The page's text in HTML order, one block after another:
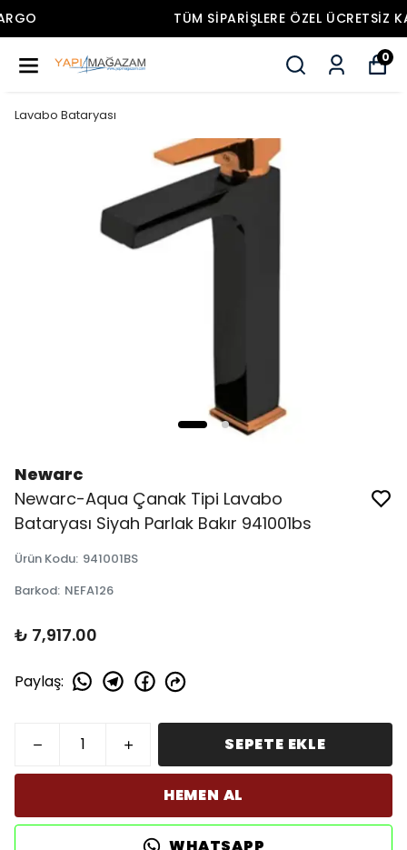
TÜM SIPARIŞLERE ÖZEL ÜCRETSIZ KARGO
0
Lavabo Bataryası
Newarc
Newarc-Aqua Çanak Tipi Lavabo
Bataryası Siyah Parlak Bakır 941001bs
Ürün Kodu: 941001BS
Barkod: NEFA126
₺ 7,917.00
Paylaş:
SEPETE EKLE
HEMEN AL